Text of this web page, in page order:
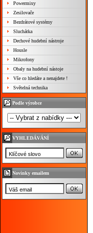
Powermixy
Zesilovače
Bezdrátové systémy
Sluchátka
Dechové hudební nástroje
Housle
Mikrofony
Obaly na hudební nástoje
Vše co hledáte a nenajdete !
Světelná technika
Podle výrobce
VYHLEDÁVÁNÍ
Novinky emailem